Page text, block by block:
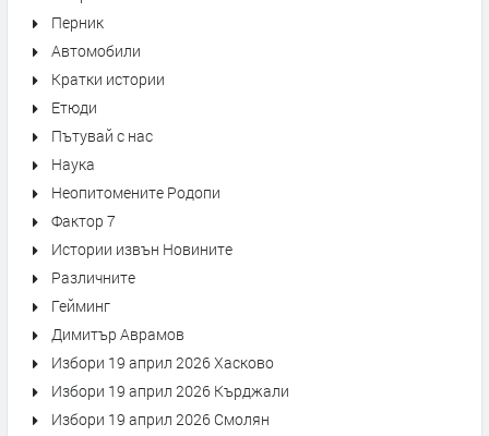
Перник
Автомобили
Кратки истории
Етюди
Пътувай с нас
Наука
Неопитомените Родопи
Фактор 7
Истории извън Новините
Различните
Гейминг
Димитър Аврамов
Избори 19 април 2026 Хасково
Избори 19 април 2026 Кърджали
Избори 19 април 2026 Смолян